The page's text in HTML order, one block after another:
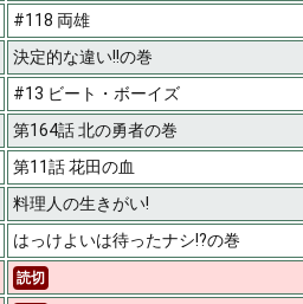
#118 両雄
決定的な違い!!の巻
#13 ビート・ボーイズ
第164話 北の勇者の巻
第11話 花田の血
料理人の生きがい!
はっけよいは待ったナシ!?の巻
読切